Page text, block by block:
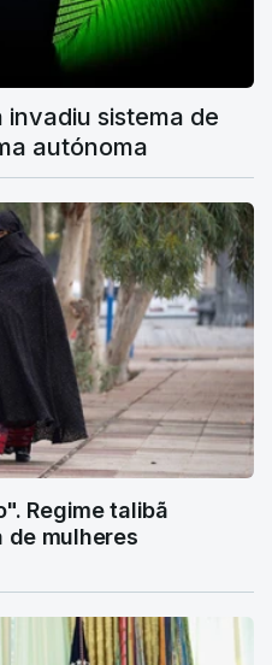
sistema de
autónoma
Regime talibã
de mulheres